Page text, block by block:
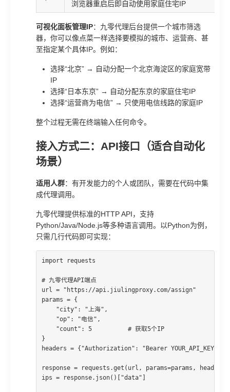
浏览器重启后即自动使用家庭住宅IP
可视化面板管理IP：九零代理后台提供一个城市筛选
器，你可以像点菜一样选择要模拟的城市、运营商、甚
至指定某个具体IP。例如：
选择“北京” → 自动分配一个北京海淀区的家庭宽带
IP
选择“日本东京” → 自动分配东京的家庭住宅IP
选择“运营商为电信” → 只使用电信线路的家庭IP
整个过程无需在终端输入任何命令。
接入方式二：API接口（适合自动化
场景）
适用人群：有开发能力的个人或团队，需要在代码中集
成代理调用。
九零代理提供标准的HTTP API，支持
Python/Java/Node.js等多种语言调用。以Python为例，
只需几行代码即可实现：
import requests
# 九零代理API端点
url = "https://api.jiulingproxy.com/assign"
params = {
    "city": "上海",
    "op": "电信",
    "count": 5          # 获取5个IP
}
headers = {"Authorization": "Bearer YOUR_API_KEY"}
response = requests.get(url, params=params,
ips = response.json()["data"]